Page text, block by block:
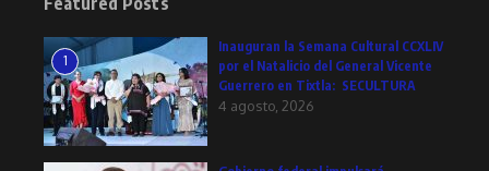
1
Inauguran la Semana Cultural CCXLIV
por el Natalicio del General Vicente
Guerrero en Tixtla: SECULTURA
4 agosto, 2026